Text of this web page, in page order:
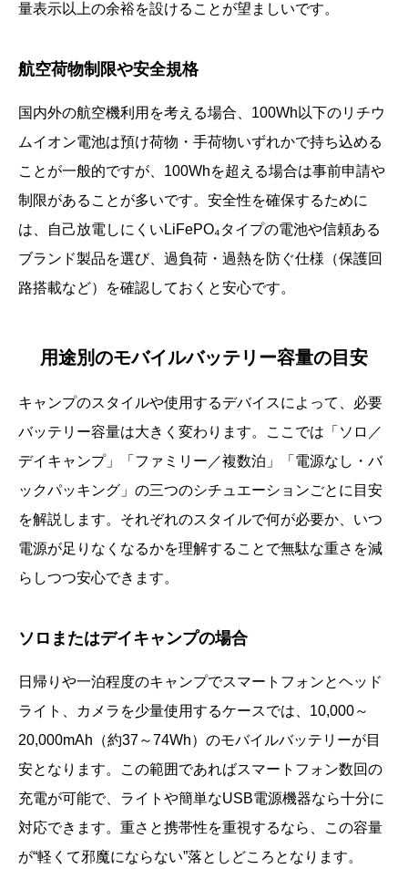
量表示以上の余裕を設けることが望ましいです。
航空荷物制限や安全規格
国内外の航空機利用を考える場合、100Wh以下のリチウ
ムイオン電池は預け荷物・手荷物いずれかで持ち込める
ことが一般的ですが、100Whを超える場合は事前申請や
制限があることが多いです。安全性を確保するために
は、自己放電しにくいLiFePO₄タイプの電池や信頼ある
ブランド製品を選び、過負荷・過熱を防ぐ仕様（保護回
路搭載など）を確認しておくと安心です。
用途別のモバイルバッテリー容量の目安
キャンプのスタイルや使用するデバイスによって、必要
バッテリー容量は大きく変わります。ここでは「ソロ／
デイキャンプ」「ファミリー／複数泊」「電源なし・バ
ックパッキング」の三つのシチュエーションごとに目安
を解説します。それぞれのスタイルで何が必要か、いつ
電源が足りなくなるかを理解することで無駄な重さを減
らしつつ安心できます。
ソロまたはデイキャンプの場合
日帰りや一泊程度のキャンプでスマートフォンとヘッド
ライト、カメラを少量使用するケースでは、10,000～
20,000mAh（約37～74Wh）のモバイルバッテリーが目
安となります。この範囲であればスマートフォン数回の
充電が可能で、ライトや簡単なUSB電源機器なら十分に
対応できます。重さと携帯性を重視するなら、この容量
が“軽くて邪魔にならない”落としどころとなります。